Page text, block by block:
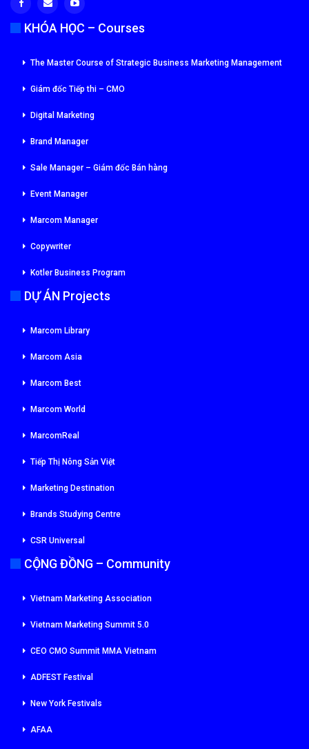
KHÓA HỌC – Courses
The Master Course of Strategic Business Marketing Management
Giám đốc Tiếp thi – CMO
Digital Marketing
Brand Manager
Sale Manager – Giám đốc Bán hàng
Event Manager
Marcom Manager
Copywriter
Kotler Business Program
DỰ ÁN Projects
Marcom Library
Marcom Asia
Marcom Best
Marcom World
MarcomReal
Tiếp Thị Nông Sản Việt
Marketing Destination
Brands Studying Centre
CSR Universal
CỘNG ĐỒNG – Community
Vietnam Marketing Association
Vietnam Marketing Summit 5.0
CEO CMO Summit MMA Vietnam
ADFEST Festival
New York Festivals
AFAA